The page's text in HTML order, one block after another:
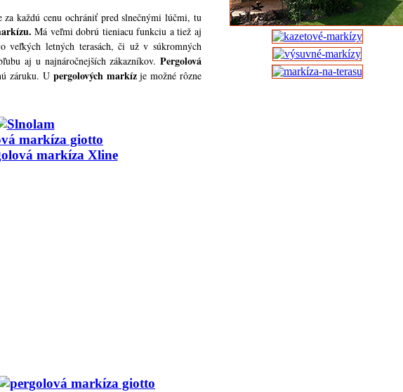
každú cenu ochrániť pred slnečnými lúčmi, tu
Má veľmi dobrú tieniacu funkciu a tiež aj
veľkých letných terasách, či už v súkromných
aj u najnáročnejších zákazníkov. Pergolová
záruku. U pergolových markízje možné rôzne